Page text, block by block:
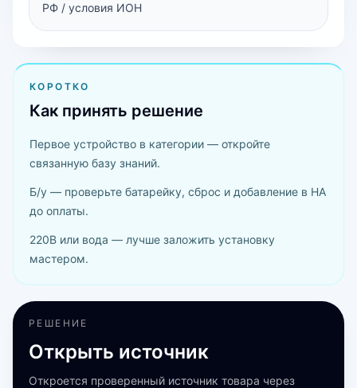
РФ / условия ИОН
КОРОТКО
Как принять решение
Первое устройство в категории — откройте
связанную базу знаний.
Б/у — проверьте батарейку, сброс и добавление в HA
до оплаты.
220В или вода — лучше заложить установку
мастером.
РЕШЕНИЕ
Открыть источник
Откроется проверенный источник товара через